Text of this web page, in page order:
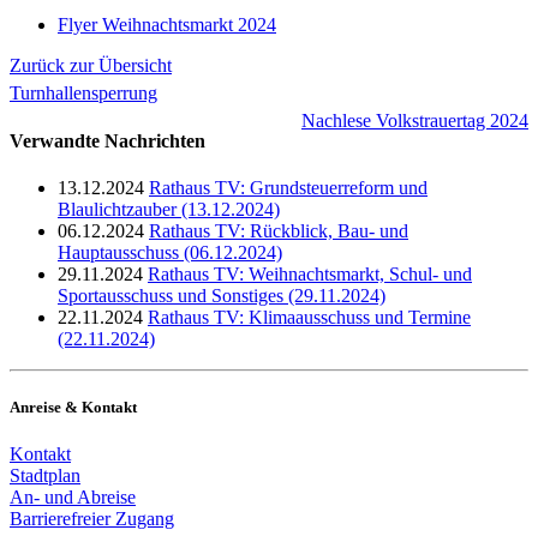
Flyer Weihnachtsmarkt 2024
Zurück zur Übersicht
Turnhallensperrung
Nachlese Volkstrauertag 2024
Verwandte Nachrichten
13.12.2024 Rathaus TV: Grundsteuerreform und
Blaulichtzauber (13.12.2024)
06.12.2024 Rathaus TV: Rückblick, Bau- und
Hauptausschuss (06.12.2024)
29.11.2024 Rathaus TV: Weihnachtsmarkt, Schul- und
Sportausschuss und Sonstiges (29.11.2024)
22.11.2024 Rathaus TV: Klimaausschuss und Termine
(22.11.2024)
Anreise & Kontakt
Kontakt
Stadtplan
An- und Abreise
Barrierefreier Zugang